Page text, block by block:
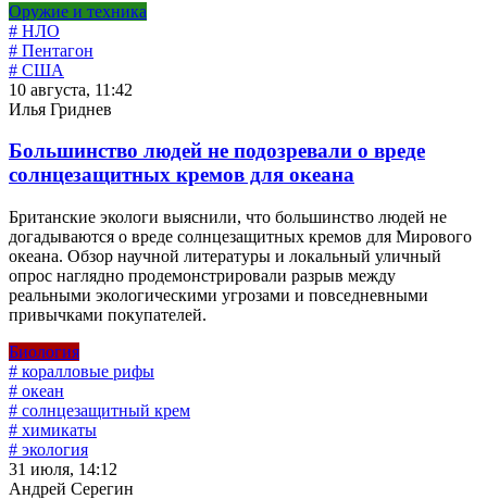
Оружие и техника
# НЛО
# Пентагон
# США
10 августа, 11:42
Илья Гриднев
Большинство людей не подозревали о вреде
солнцезащитных кремов для океана
Британские экологи выяснили, что большинство людей не
догадываются о вреде солнцезащитных кремов для Мирового
океана. Обзор научной литературы и локальный уличный
опрос наглядно продемонстрировали разрыв между
реальными экологическими угрозами и повседневными
привычками покупателей.
Биология
# коралловые рифы
# океан
# солнцезащитный крем
# химикаты
# экология
31 июля, 14:12
Андрей Серегин